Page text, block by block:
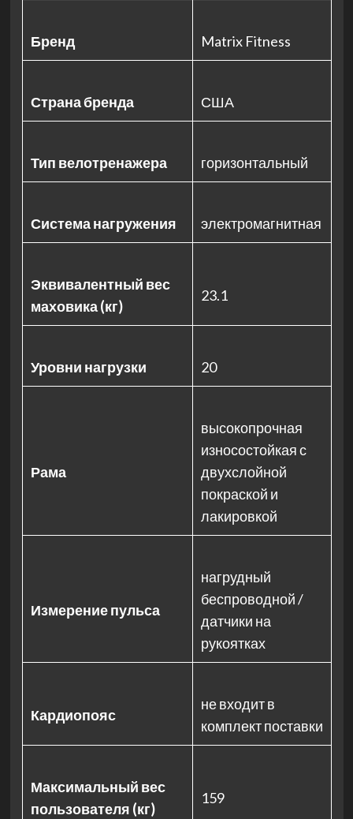
Бренд Matrix Fitness
Страна бренда США
Тип велотренажера горизонтальный
Система нагружения электромагнитная
Эквивалентный вес
маховика (кг)
23.1
Уровни нагрузки 20
Рама
высокопрочная
износостойкая с
двухслойной
покраской и
лакировкой
Измерение пульса
нагрудный
беспроводной /
датчики на
рукоятках
Кардиопояс
не входит в
комплект поставки
Максимальный вес
пользователя (кг)
159